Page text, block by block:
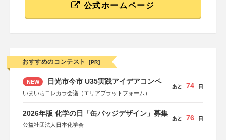
公式ホームページ
おすすめのコンテスト [PR]
NEW 日光市今市 U35実践アイデアコンペ
いまいちコレカラ会議（エリアプラットフォーム）
あと 74 日
2026年版 化学の日「缶バッジデザイン」募集
公益社団法人日本化学会
あと 76 日